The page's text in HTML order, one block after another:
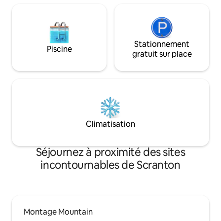
Piscine
Stationnement
gratuit sur place
Climatisation
Séjournez à proximité des sites
incontournables de Scranton
Montage Mountain